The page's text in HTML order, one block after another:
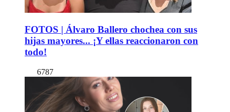
FOTOS | Álvaro Ballero chochea con sus
hijas mayores... ¡Y ellas reaccionaron con
todo!
6787